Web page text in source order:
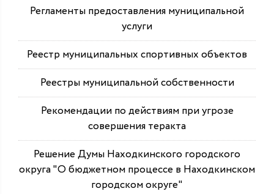
Регламенты предоставления муниципальной
услуги
Реестр муниципальных спортивных объектов
Реестры муниципальной собственности
Рекомендации по действиям при угрозе
совершения теракта
Решение Думы Находкинского городского
округа "О бюджетном процессе в Находкинском
городском округе"